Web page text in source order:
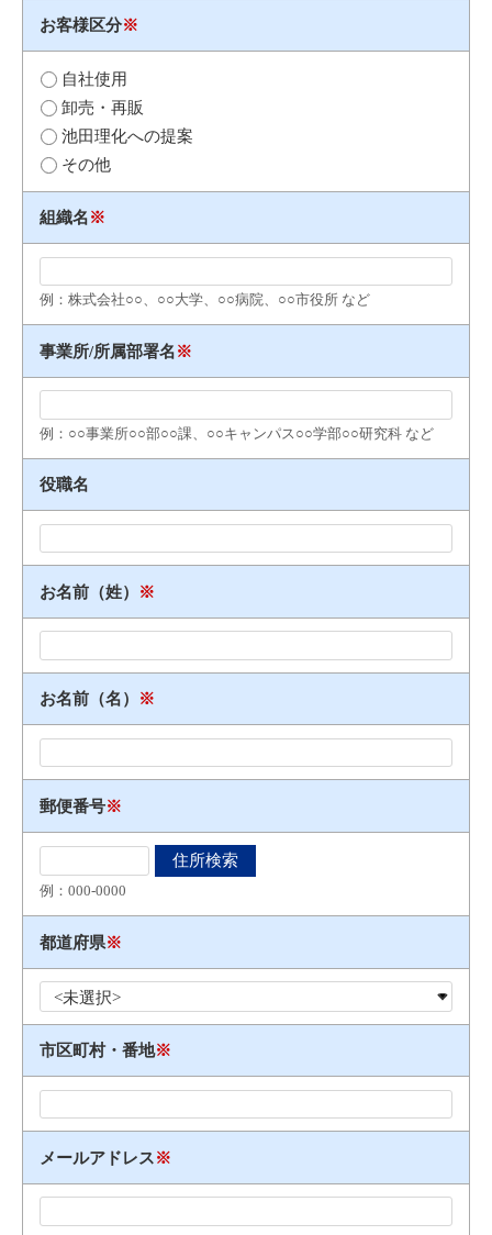
お客様区分※
自社使用
卸売・再販
池田理化への提案
その他
組織名※
例：株式会社○○、○○大学、○○病院、○○市役所 など
事業所/所属部署名※
例：○○事業所○○部○○課、○○キャンパス○○学部○○研究科 など
役職名
お名前（姓） ※
お名前（名） ※
郵便番号※
例：000​-​0000
都道府県※
市区町村・番地※
メールアドレス※